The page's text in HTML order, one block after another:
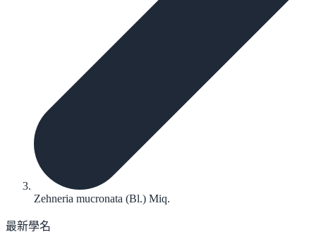
Zehneria mucronata (Bl.) Miq.
最新學名